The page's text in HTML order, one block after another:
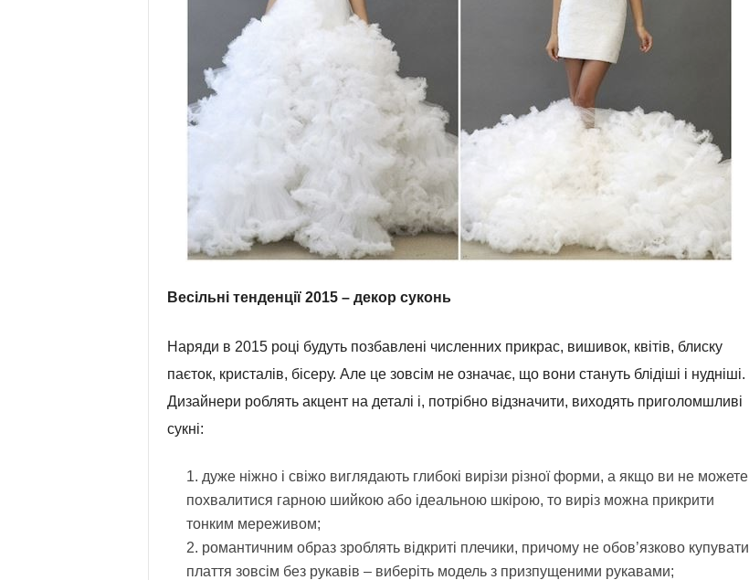
Весільні тенденції 2015 – декор суконь
Наряди в 2015 році будуть позбавлені численних прикрас, вишивок, квітів, блиску
паєток, кристалів, бісеру. Але це зовсім не означає, що вони стануть блідіші і нудніші.
Дизайнери роблять акцент на деталі і, потрібно відзначити, виходять приголомшливі
сукні:
дуже ніжно і свіжо виглядають глибокі вирізи різної форми, а якщо ви не можете
похвалитися гарною шийкою або ідеальною шкірою, то виріз можна прикрити
тонким мереживом;
романтичним образ зроблять відкриті плечики, причому не обов’язково купувати
плаття зовсім без рукавів – виберіть модель з призпущеними рукавами;